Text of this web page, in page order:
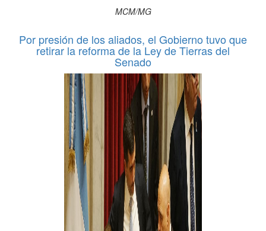
MCM/MG
Por presión de los aliados, el Gobierno tuvo que
retirar la reforma de la Ley de Tierras del
Senado